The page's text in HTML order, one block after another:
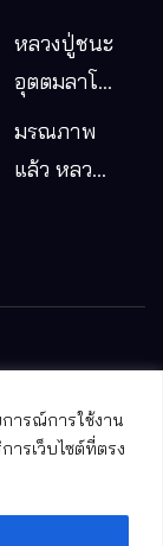
การณ์การใช้งาน
รเว็บไซต์ที่ตรง
หลวงปู่ชนะ
อุตตมลาโภ
หมากอื๋อ
มรณภาพ
แล้ว หลวง